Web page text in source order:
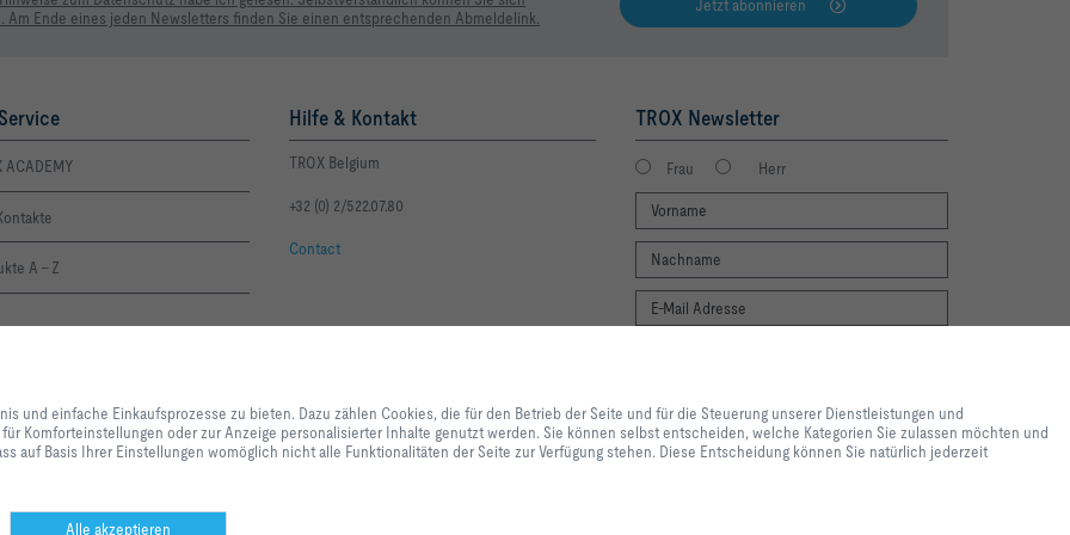
Ende eines jeden Newsletters finden Sie einen entsprechenden Abmeldelink.
Jetzt abonnieren
ACADEMY
A - Z
Hilfe & Kontakt
TROX Belgium
+32 (0) 2/522.07.80
Contact
TROX Newsletter
Frau Herr
unserer Dienstleistungen und Anwendungen notwendig sind, sowie solche, die lediglich zu
Statistikzwecken, für Komforteinstellungen oder zur Anzeige personalisierter Inhalte genutzt werden. Sie
können selbst entscheiden, welche Kategorien Sie zulassen möchten und die Einstellungen zur
anpassen.
und einfache Einkaufsprozesse zu bieten. Dazu zählen Cookies, die für den Betrieb der Seite und für die Steuerung unserer Dienstleistungen und
Komforteinstellungen oder zur Anzeige personalisierter Inhalte genutzt werden. Sie können selbst entscheiden, welche Kategorien Sie zulassen möchten und
auf Basis Ihrer Einstellungen womöglich nicht alle Funktionalitäten der Seite zur Verfügung stehen. Diese Entscheidung können Sie natürlich jederzeit
Alle akzeptieren